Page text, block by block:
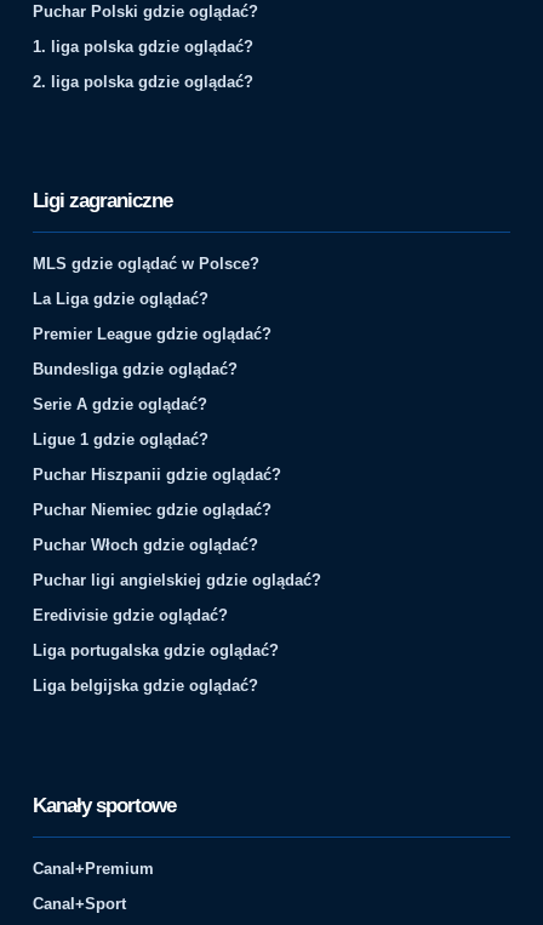
Puchar Polski gdzie oglądać?
1. liga polska gdzie oglądać?
2. liga polska gdzie oglądać?
Ligi zagraniczne
MLS gdzie oglądać w Polsce?
La Liga gdzie oglądać?
Premier League gdzie oglądać?
Bundesliga gdzie oglądać?
Serie A gdzie oglądać?
Ligue 1 gdzie oglądać?
Puchar Hiszpanii gdzie oglądać?
Puchar Niemiec gdzie oglądać?
Puchar Włoch gdzie oglądać?
Puchar ligi angielskiej gdzie oglądać?
Eredivisie gdzie oglądać?
Liga portugalska gdzie oglądać?
Liga belgijska gdzie oglądać?
Kanały sportowe
Canal+Premium
Canal+Sport